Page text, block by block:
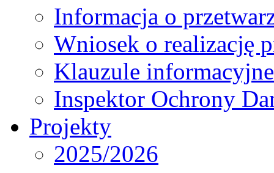
Informacja o
Wniosek o realizację
Klauzule informacyjne
Inspektor Ochrony
Projekty
2025/2026